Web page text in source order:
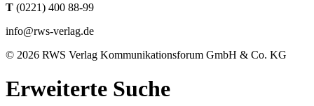
T (0221) 400 88-99
info@rws-verlag.de
© 2026 RWS Verlag Kommunikationsforum GmbH & Co. KG
Erweiterte Suche